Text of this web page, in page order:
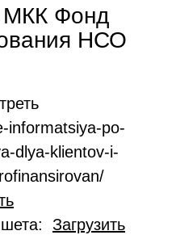
МКК Фонд
НСО
informatsiya-po-
dlya-klientov-i-
Загрузить